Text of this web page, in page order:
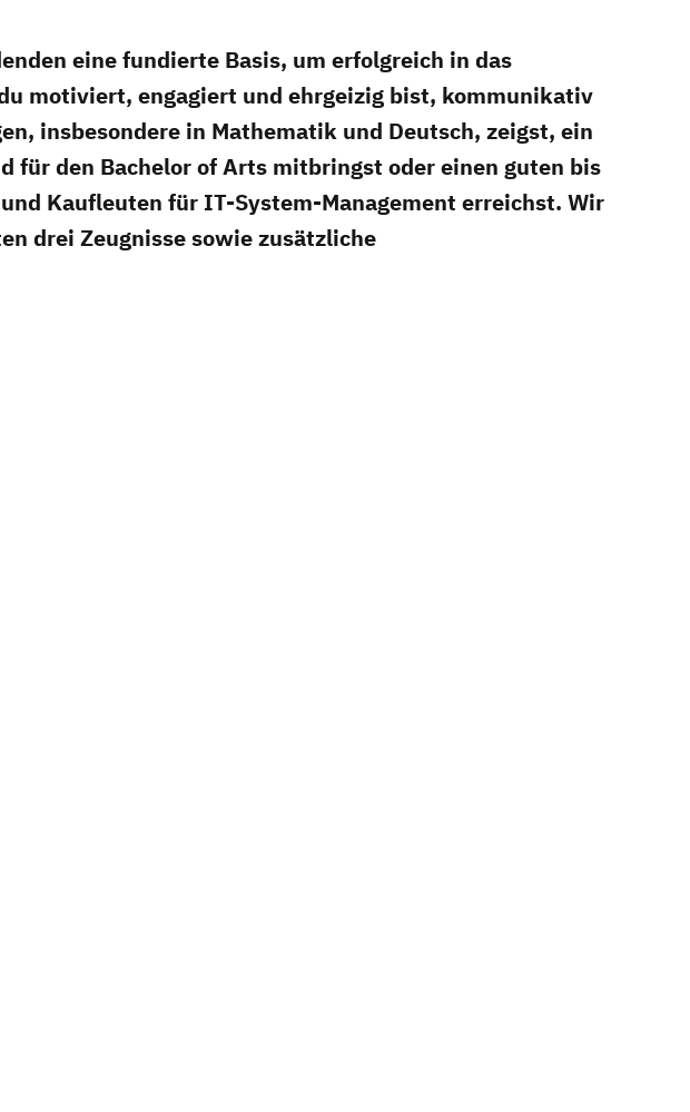
eine fundierte Basis, um erfolgreich in das
motiviert, engagiert und ehrgeizig bist, kommunikativ
insbesondere in Mathematik und Deutsch, zeigst, ein
den Bachelor of Arts mitbringst oder einen guten bis
Kaufleuten für IT-System-Management erreichst. Wir
drei Zeugnisse sowie zusätzliche